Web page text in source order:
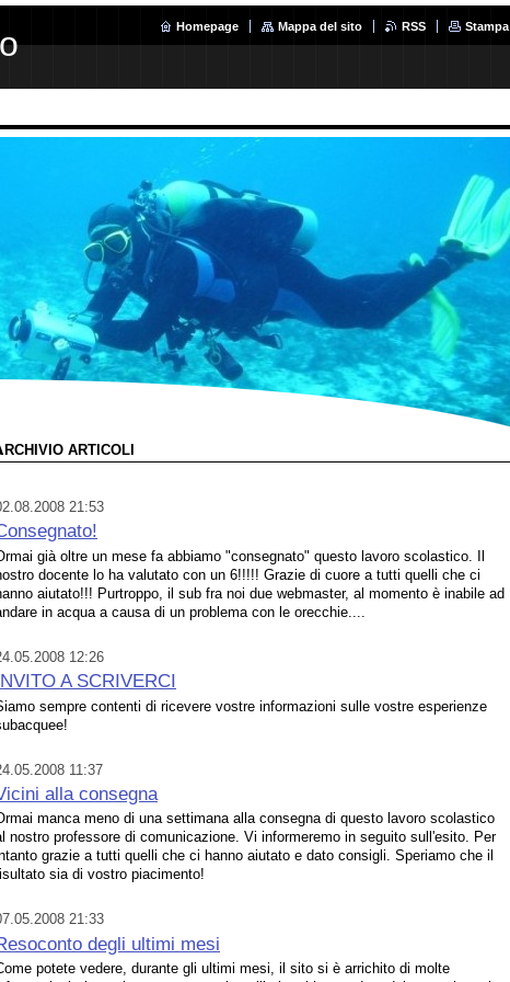
Homepage Mappa del sito RSS Stampa
RCHIVIO ARTICOLI
21:53
già oltre un mese fa abbiamo "consegnato" questo lavoro scolastico. Il
docente lo ha valutato con un 6!!!!! Grazie di cuore a tutti quelli che ci
aiutato!!! Purtroppo, il sub fra noi due webmaster, al momento è inabile ad
in acqua a causa di un problema con le orecchie....
12:26
A SCRIVERCI
sempre contenti di ricevere vostre informazioni sulle vostre esperienze
11:37
alla consegna
manca meno di una settimana alla consegna di questo lavoro scolastico
nostro professore di comunicazione. Vi informeremo in seguito sull'esito. Per
grazie a tutti quelli che ci hanno aiutato e dato consigli. Speriamo che il
sia di vostro piacimento!
21:33
degli ultimi mesi
potete vedere, durante gli ultimi mesi, il sito si è arrichito di molte